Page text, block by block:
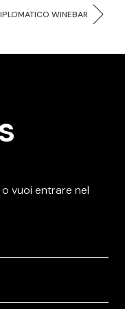
WINEBAR
vuoi entrare nel